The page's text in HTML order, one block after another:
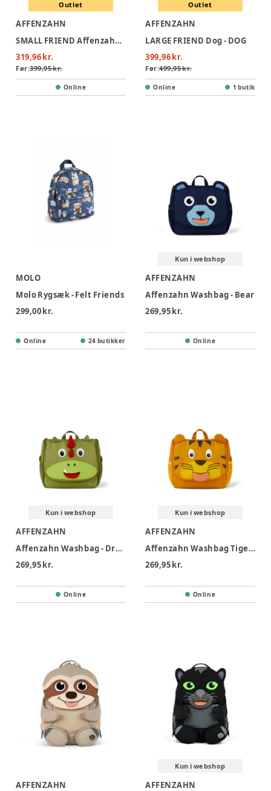
Outlet
AFFENZAHN
SMALL FRIEND Affenzahn - AFFENZAHN
319,96 kr.
Før:399,95 kr.
Online
Outlet
AFFENZAHN
LARGE FRIEND Dog - DOG
399,96 kr.
Før:499,95 kr.
Online 1 butik
MOLO
Molo Rygsæk - Felt Friends
299,00 kr.
Online 24 butikker
Kun i webshop
AFFENZAHN
Affenzahn Washbag - Bear
269,95 kr.
Online
Kun i webshop
AFFENZAHN
Affenzahn Washbag - Dragon
269,95 kr.
Online
Kun i webshop
AFFENZAHN
Affenzahn Washbag Tiger - Tiger
269,95 kr.
Online
AFFENZAHN
Kun i webshop
AFFENZAHN